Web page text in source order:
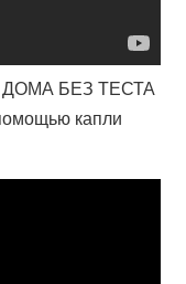
БЕЗ ТЕСТА
капли